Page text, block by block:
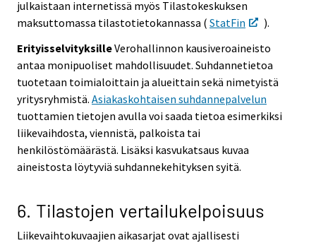
julkaistaan internetissä myös Tilastokeskuksen
maksuttomassa tilastotietokannassa ( StatFin
).
ErityisselvityksilleVerohallinnon kausiveroaineisto
antaa monipuoliset mahdollisuudet. Suhdannetietoa
tuotetaan toimialoittain ja alueittain sekä nimetyistä
yritysryhmistä. Asiakaskohtaisen suhdannepalvelun
tuottamien tietojen avulla voi saada tietoa esimerkiksi
liikevaihdosta, viennistä, palkoista tai
henkilöstömäärästä. Lisäksi kasvukatsaus kuvaa
aineistosta löytyviä suhdannekehityksen syitä.
6. Tilastojen vertailukelpoisuus
Liikevaihtokuvaajien aikasarjat ovat ajallisesti